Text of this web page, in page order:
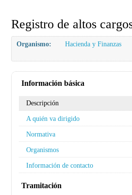
Registro de altos
Organismo: Hacienda y Finanzas
Información básica
Descripción
A quién va dirigido
Normativa
Organismos
Información de contacto
Tramitación